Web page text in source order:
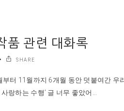
품 관련 대화록
SHARE
부터 11월까지 6개월 동안 덧붙여간 우
랑하는 수행’ 글 너무 좋았어...